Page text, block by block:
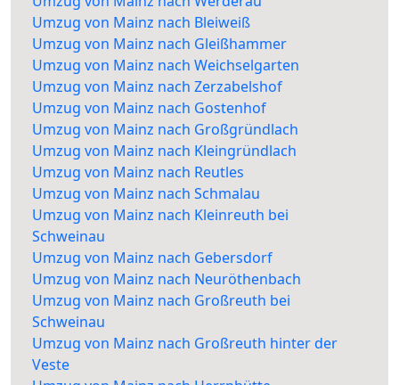
Umzug von Mainz nach Bleiweiß
Umzug von Mainz nach Gleißhammer
Umzug von Mainz nach Weichselgarten
Umzug von Mainz nach Zerzabelshof
Umzug von Mainz nach Gostenhof
Umzug von Mainz nach Großgründlach
Umzug von Mainz nach Kleingründlach
Umzug von Mainz nach Reutles
Umzug von Mainz nach Schmalau
Umzug von Mainz nach Kleinreuth bei
Schweinau
Umzug von Mainz nach Gebersdorf
Umzug von Mainz nach Neuröthenbach
Umzug von Mainz nach Großreuth bei
Schweinau
Umzug von Mainz nach Großreuth hinter der
Veste